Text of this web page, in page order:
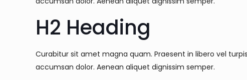
H2 Heading
Curabitur sit amet magna quam. Praesent in libero vel
accumsan dolor. Aenean aliquet dignissim semper.